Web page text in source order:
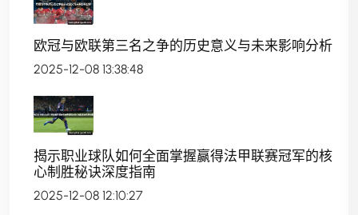
欧冠与欧联第三名之争的历史意义与未来影响分析
2025-12-08 13:38:48
揭示职业球队如何全面掌握赢得法甲联赛冠军的核
心制胜秘诀深度指南
2025-12-08 12:10:27